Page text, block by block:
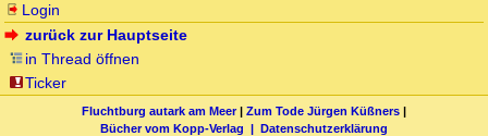
Login
zurück zur Hauptseite
in Thread öffnen
Ticker
Fluchtburg autark am Meer| Zum Tode Jürgen Küßners |
Bücher vom Kopp-Verlag | Datenschutzerklärung